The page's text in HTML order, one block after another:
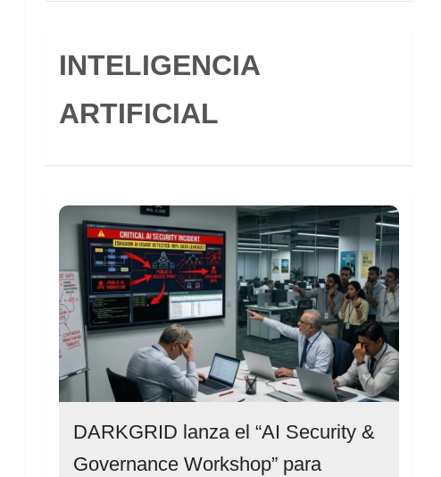
INTELIGENCIA
ARTIFICIAL
DARKGRID lanza el “AI Security &
Governance Workshop” para